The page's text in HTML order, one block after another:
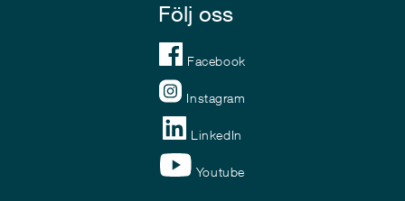
Följ oss
Facebook
Instagram
LinkedIn
Youtube